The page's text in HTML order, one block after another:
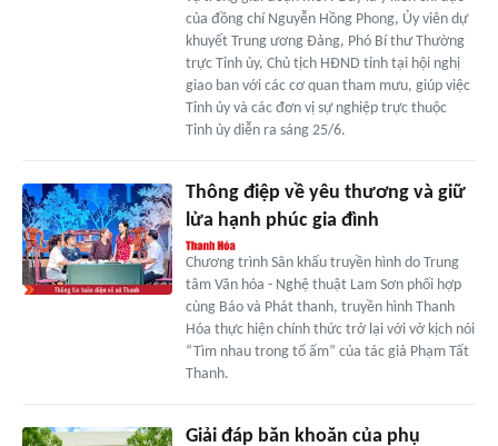
của đồng chí Nguyễn Hồng Phong, Ủy viên dự
khuyết Trung ương Đảng, Phó Bí thư Thường
trực Tỉnh ủy, Chủ tịch HĐND tỉnh tại hội nghị
giao ban với các cơ quan tham mưu, giúp việc
Tỉnh ủy và các đơn vị sự nghiệp trực thuộc
Tỉnh ủy diễn ra sáng 25/6.
Thông điệp về yêu thương và giữ
lửa hạnh phúc gia đình
Chương trình Sân khấu truyền hình do Trung
tâm Văn hóa - Nghệ thuật Lam Sơn phối hợp
cùng Báo và Phát thanh, truyền hình Thanh
Hóa thực hiện chính thức trở lại với vở kịch nói
“Tìm nhau trong tổ ấm” của tác giả Phạm Tất
Thanh.
Giải đáp băn khoăn của phụ